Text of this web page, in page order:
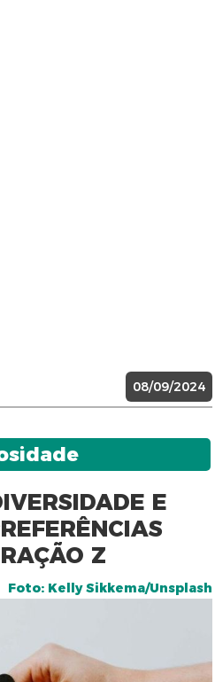
08/09/2024
E
Z
Foto: Kelly Sikkema/Unsplash